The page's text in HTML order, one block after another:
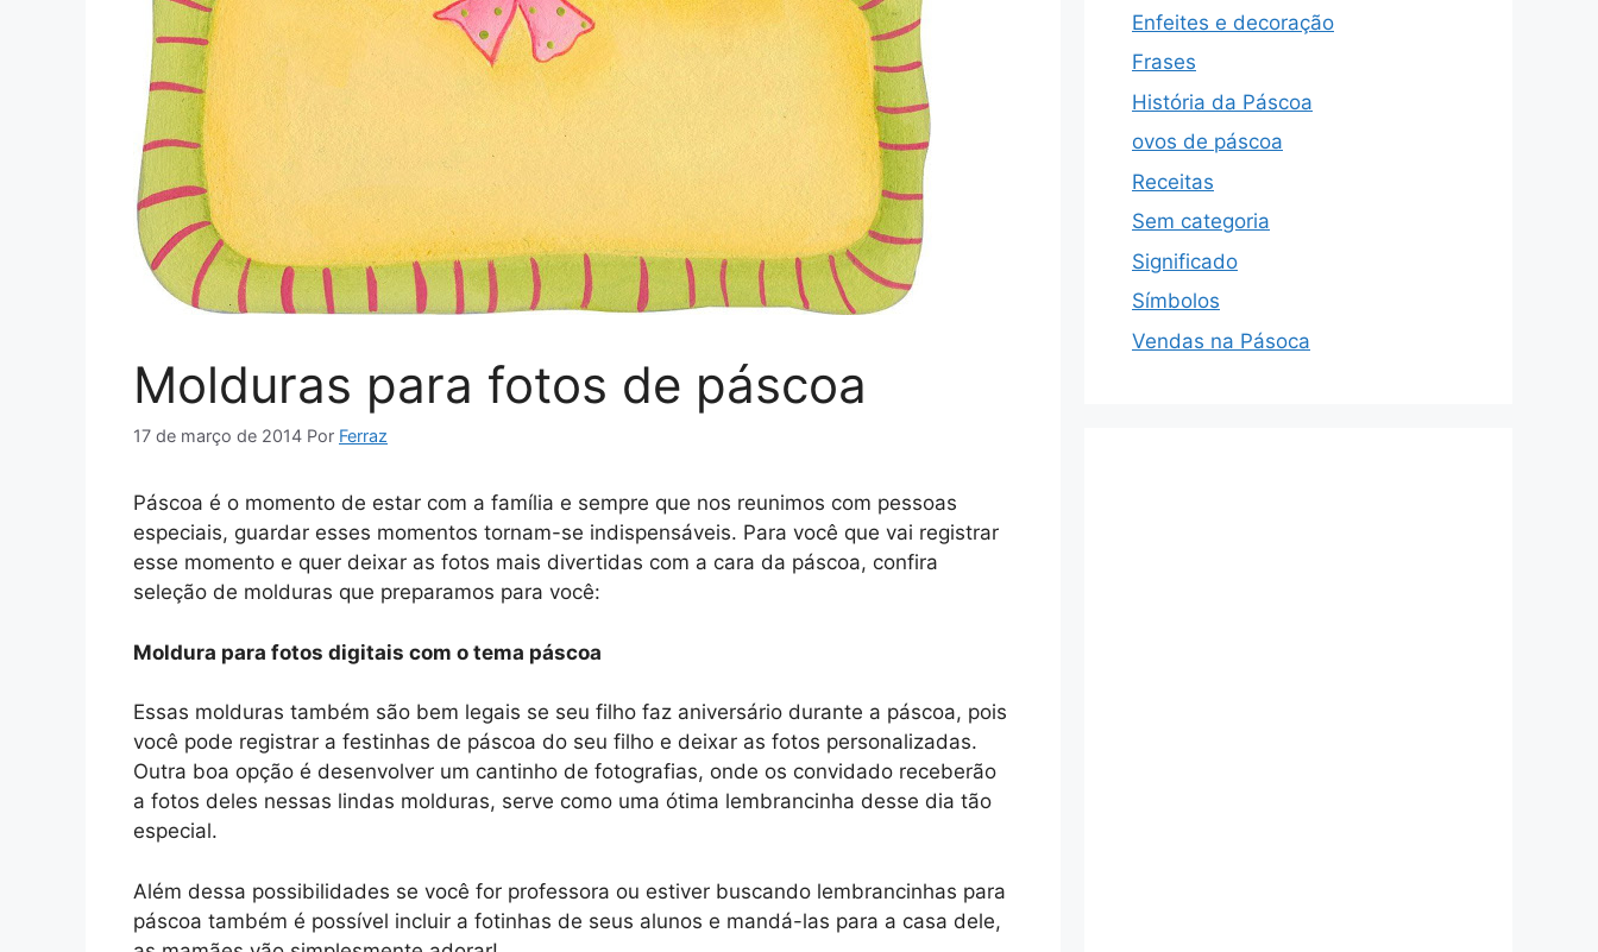
Molduras para fotos de páscoa
17 de março de 2014 Por Ferraz
Páscoa é o momento de estar com a família e sempre que nos reunimos com pessoas
especiais, guardar esses momentos tornam-se indispensáveis. Para você que vai registrar
esse momento e quer deixar as fotos mais divertidas com a cara da páscoa, confira
seleção de molduras que preparamos para você:
Moldura para fotos digitais com o tema páscoa
Essas molduras também são bem legais se seu filho faz aniversário durante a páscoa, pois
você pode registrar a festinhas de páscoa do seu filho e deixar as fotos personalizadas.
Outra boa opção é desenvolver um cantinho de fotografias, onde os convidado receberão
a fotos deles nessas lindas molduras, serve como uma ótima lembrancinha desse dia tão
especial.
Além dessa possibilidades se você for professora ou estiver buscando lembrancinhas para
páscoa também é possível incluir a fotinhas de seus alunos e mandá-las para a casa dele,
Enfeites e decoração
Frases
História da Páscoa
ovos de páscoa
Receitas
Sem categoria
Significado
Símbolos
Vendas na Pásoca